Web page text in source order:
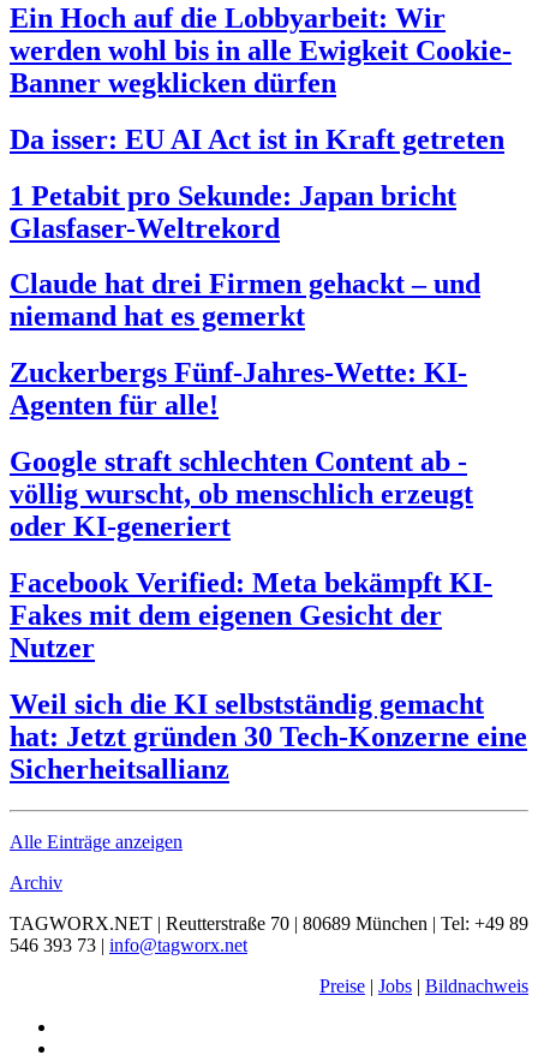
Ein Hoch auf die Lobbyarbeit: Wir
werden wohl bis in alle Ewigkeit Cookie-
Banner wegklicken dürfen
Da isser: EU AI Act ist in Kraft getreten
1 Petabit pro Sekunde: Japan bricht
Glasfaser-Weltrekord
Claude hat drei Firmen gehackt – und
niemand hat es gemerkt
Zuckerbergs Fünf-Jahres-Wette: KI-
Agenten für alle!
Google straft schlechten Content ab -
völlig wurscht, ob menschlich erzeugt
oder KI-generiert
Facebook Verified: Meta bekämpft KI-
Fakes mit dem eigenen Gesicht der
Nutzer
Weil sich die KI selbstständig gemacht
hat: Jetzt gründen 30 Tech-Konzerne eine
Sicherheitsallianz
Alle Einträge anzeigen
Archiv
TAGWORX.NET | Reutterstraße 70 | 80689 München | Tel: +49 89
546 393 73 | info@tagworx.net
Preise | Jobs | Bildnachweis